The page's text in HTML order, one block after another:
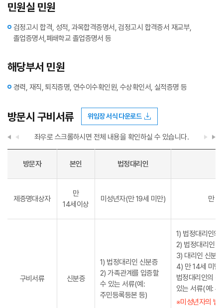
민원실 민원
검정고시 합격, 성적, 과목합격증명서, 검정고시 합격증서 재교부,
졸업증명서,폐쇄학교 졸업증명서 등
해당부서 민원
경력, 재직, 퇴직증명, 연수이수확인원, 수상확인서, 실적증명 등
방문시 구비서류 위임장 서식 다운로드
좌우로 스크롤하시면 전체 내용을 확인하실 수 있습니다.
방문자 본인 법정대리인
제증명대상자
만
14세이상
미성년자(만 19세 미만) 만
구비서류 신분증
1) 법정대리인 신분증
2) 가족관계를 입증할
수 있는 서류(예:
주민등록등본 등)
1) 법정대리인의
2) 법정대리인
3) 대리인 신분증
4) 만 14세 미만
법정대리인의
있는 서류(예:
※미성년자의 법